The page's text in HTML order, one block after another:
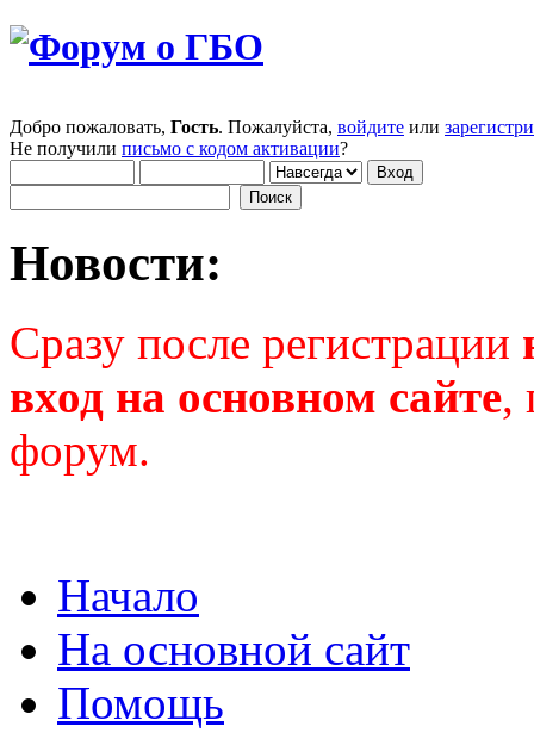
Добро пожаловать, Гость. Пожалуйста, войдите или
Не получили письмо с кодом активации?
Новости:
Сразу после регистрации
вход на основном сайте,
форум.
Начало
На основной сайт
Помощь